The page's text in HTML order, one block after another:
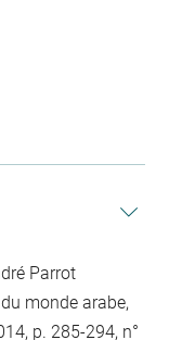
Parrot
monde arabe,
p. 285-294, n°